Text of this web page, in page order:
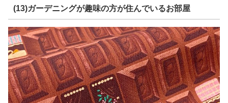
(13)ガーデニングが趣味の方が住んでいるお部屋